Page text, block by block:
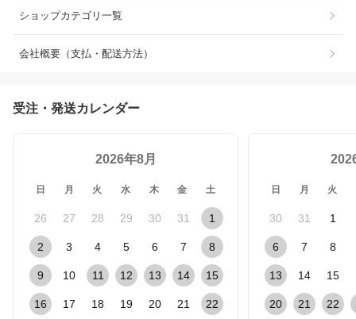
ショップカテゴリ一覧
会社概要（支払・配送方法）
受注・発送カレンダー
2026年8月
日 月 火 水 木 金 土
26 27 28 29 30 31 1
2 3 4 5 6 7 8
9 10 11 12 13 14 15
16 17 18 19 20 21 22
日 月 火
30 31 1
6 7 8
13 14 15
20 21 22